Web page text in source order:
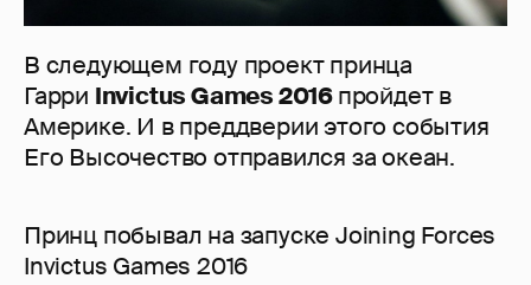
В следующем году проект принца
Гарри Invictus Games 2016пройдет в
Америке. И в преддверии этого события
Его Высочество отправился за океан.
Принц побывал на запуске Joining Forces
Invictus Games 2016